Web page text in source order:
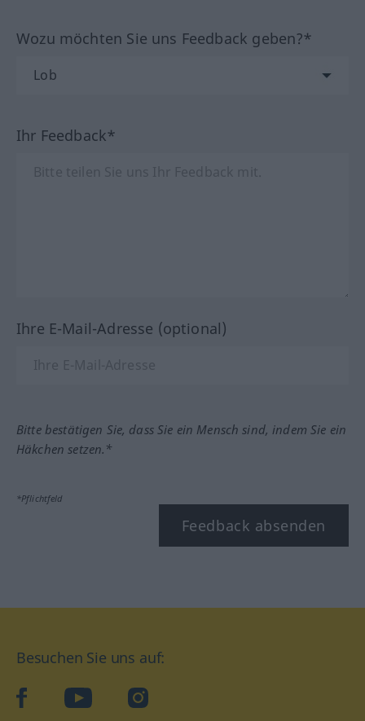
Wozu möchten Sie uns Feedback geben?*
Ihr Feedback*
Ihre E-Mail-Adresse (optional)
Bitte bestätigen Sie, dass Sie ein Mensch sind, indem Sie ein
Häkchen setzen.*
*Pflichtfeld
Feedback absenden
Besuchen Sie uns auf:
facebookYouTube Instagram